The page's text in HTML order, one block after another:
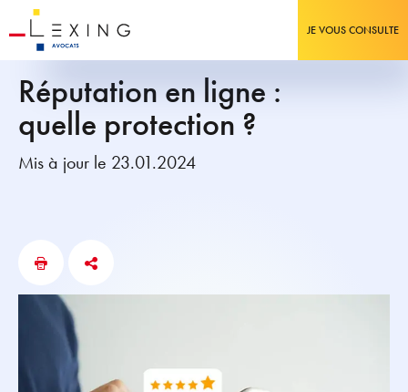
JE VOUS CONSULTE
Réputation en ligne :
quelle protection ?
Mis à jour le 23.01.2024